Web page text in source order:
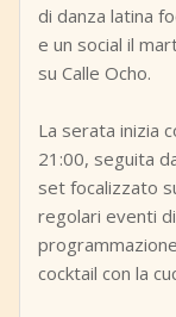
di danza latina
e un social il
su Calle Ocho.
La serata inizia
21:00, seguita
set focalizzato
regolari eventi
cocktail con la